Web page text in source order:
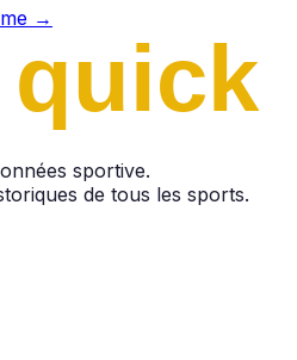
→
sportive.
de tous les sports.